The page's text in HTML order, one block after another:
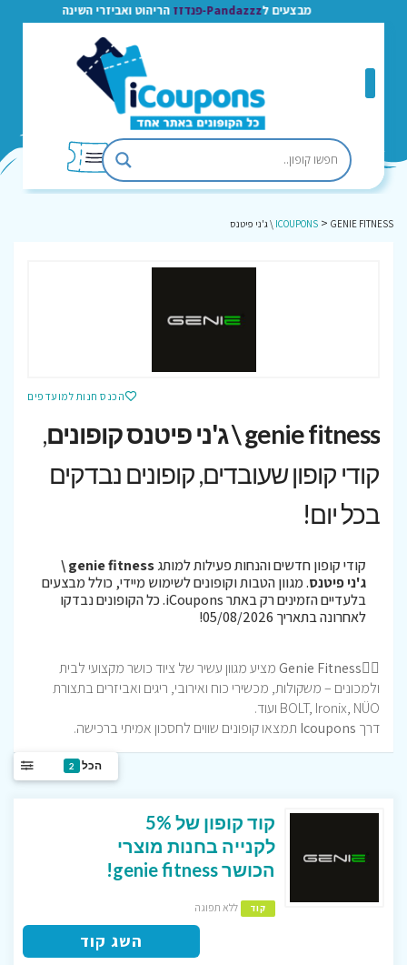
מבצעים ל Pandazzz-פנדזז הריהוט ואביזרי השינה
ICOUPONS > GENIE FITNESS \ ג'ני פיטנס
הכנס חנות למועדפים
genie fitness \ ג'ני פיטנס קופונים
,
קודי קופון שעובדים, קופונים נבדקים
בכל יום!
קודי קופון חדשים והנחות פעילות למותג
genie fitness \
ג'ני פיטנס. מגוון הטבות וקופונים לשימוש מיידי, כולל מבצעים
בלעדיים הזמינים רק באתר iCoupons. כל הקופונים נבדקו
לאחרונה בתאריך 05/08/2026!
🏋️‍♂️Genie Fitness
מציע מגוון עשיר של ציוד כושר מקצועי לבית
ולמכונים – משקולות, מכשירי כוח ואירובי, ריגים ואביזרים בתצורת
BOLT, Ironix, NÜO ועוד.
דרך Icoupons תמצאו קופונים שווים לחסכון אמיתי ברכישה.
הכל 2
קוד קופון של 5%
לקנייה בחנות מוצרי
הכושר genie fitness!
קוד ללא תפוגה
השג קוד